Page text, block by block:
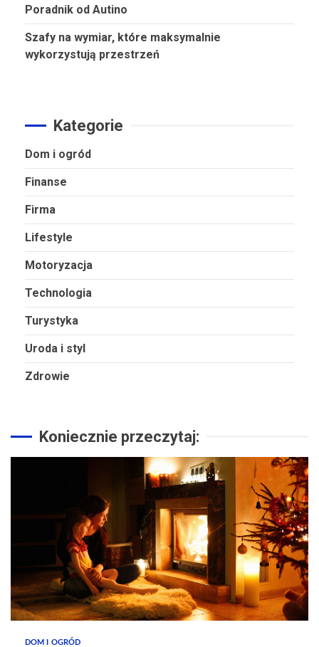
Poradnik od Autino
Szafy na wymiar, które maksymalnie
wykorzystują przestrzeń
Kategorie
Dom i ogród
Finanse
Firma
Lifestyle
Motoryzacja
Technologia
Turystyka
Uroda i styl
Zdrowie
Koniecznie przeczytaj:
DOM I OGRÓD